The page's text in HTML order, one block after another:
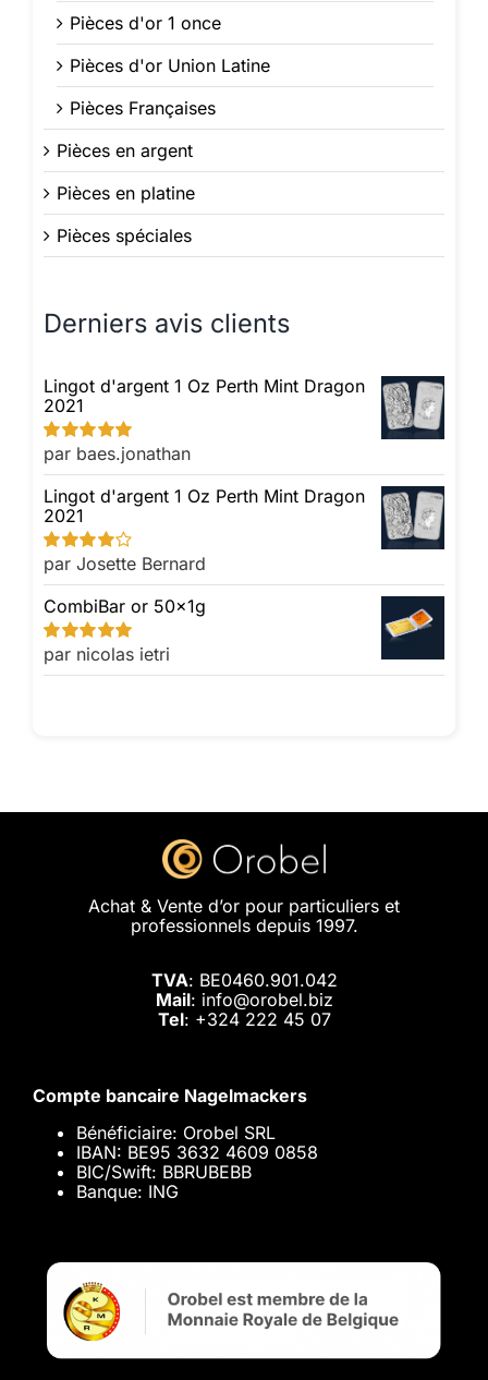
Pièces d'or 1 once
Pièces d'or Union Latine
Pièces Françaises
Pièces en argent
Pièces en platine
Pièces spéciales
Derniers avis clients
Lingot d'argent 1 Oz Perth Mint Dragon
2021
Note 5sur 5
par baes.jonathan
Lingot d'argent 1 Oz Perth Mint Dragon
2021
Note4sur
5
par Josette Bernard
CombiBar or 50x1g
Note 5sur 5
par nicolas ietri
Achat & Vente d’or pour particuliers et
professionnels depuis 1997.
TVA: BE0460.901.042
Mail: info@orobel.biz
Tel: +324 222 45 07
Compte bancaire Nagelmackers
Bénéficiaire: Orobel SRL
IBAN: BE95 3632 4609 0858
BIC/Swift: BBRUBEBB
Banque: ING